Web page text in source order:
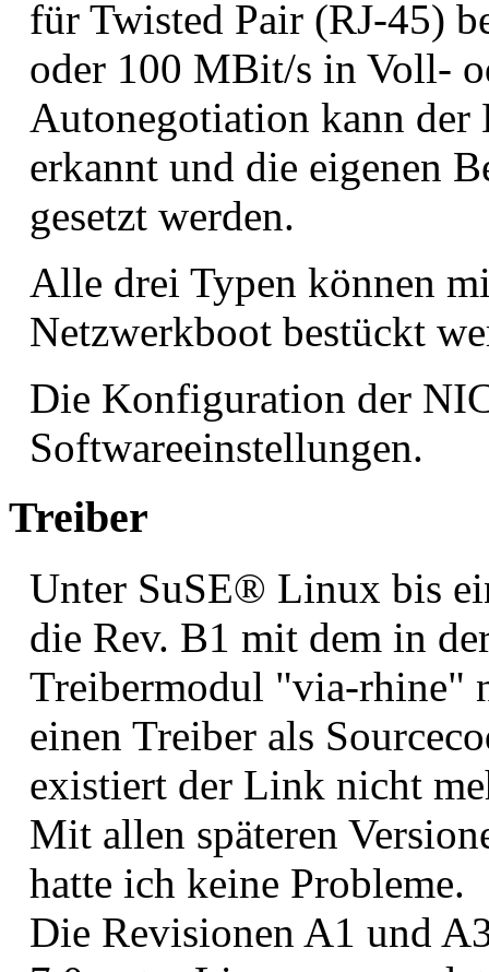
für Twisted Pair (RJ-45)
oder 100 MBit/s in Voll-
Autonegotiation kann der
erkannt und die eigenen
gesetzt werden.
Alle drei Typen können
Netzwerkboot bestückt
Die Konfiguration der
Softwareeinstellungen.
Treiber
Unter SuSE® Linux bis
die Rev. B1 mit dem in
Treibermodul "via-rhine"
einen Treiber als
existiert der Link nicht
Mit allen späteren
hatte ich keine Probleme.
Die Revisionen A1 und